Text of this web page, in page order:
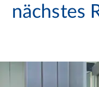
nächstes